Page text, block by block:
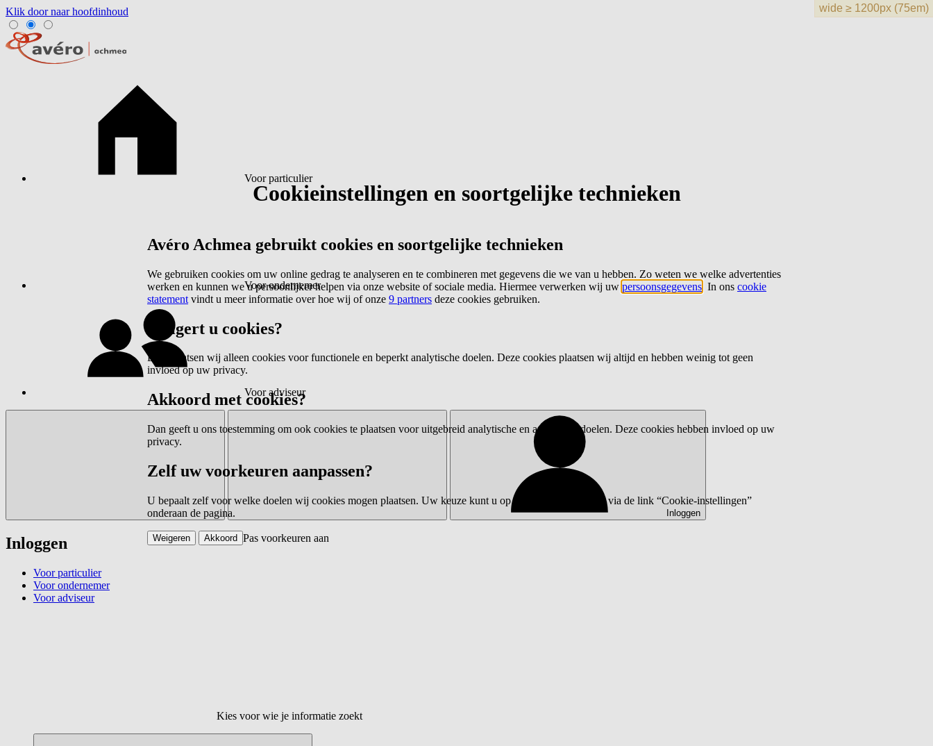
Klik door naar hoofdinhoud
Voor particulier
Voor ondernemer
Voor adviseur
Inloggen
Inloggen
Voor particulier
Voor ondernemer
Voor adviseur
Kies voor wie je informatie zoekt
Cookieinstellingen en soortgelijke technieken
Avéro Achmea gebruikt cookies en soortgelijke technieken
We gebruiken cookies om uw online gedrag te analyseren en te combineren met gegevens die we van u hebben. Zo weten we welke advertenties
werken en kunnen we u persoonlijker helpen via onze website of sociale media. Hiermee verwerken wij uw persoonsgegevens . In ons cookie
statement vindt u meer informatie over hoe wij of onze 9 partners deze cookies gebruiken.
Weigert u cookies?
Dan plaatsen wij alleen cookies voor functionele en beperkt analytische doelen. Deze cookies plaatsen wij altijd en hebben weinig tot geen
invloed op uw privacy.
Akkoord met cookies?
Dan geeft u ons toestemming om ook cookies te plaatsen voor uitgebreid analytische en advertentiedoelen. Deze cookies hebben invloed op uw
privacy.
Zelf uw voorkeuren aanpassen?
U bepaalt zelf voor welke doelen wij cookies mogen plaatsen. Uw keuze kunt u op elk moment wijzigen via de link “Cookie-instellingen”
onderaan de pagina.
Pas voorkeuren aan
Weigeren Akkoord